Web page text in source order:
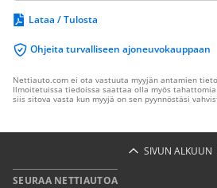
Lataa / Tulosta
Ohjeita turvalliseen ajoneuvokauppaan
Nettiauto.com ei ota vastuuta myyjän antamien
Ilmoitetuissa tiedoissa saattaa olla myös
siis sitova vasta kun myyjä on sen pyynnöstäsi
SIVUN ALKUUN
SEURAA NETTIAUTOA